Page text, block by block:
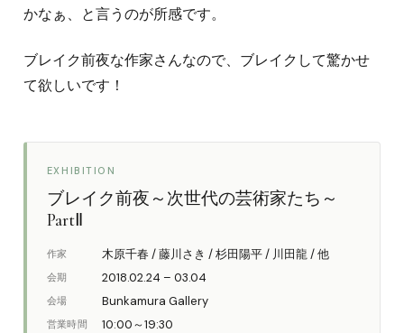
かなぁ、と言うのが所感です。
ブレイク前夜な作家さんなので、ブレイクして驚かせ
て欲しいです！
EXHIBITION
ブレイク前夜～次世代の芸術家たち～
PartⅡ
作家 木原千春 / 藤川さき / 杉田陽平 / 川田龍 / 他
会期 2018.02.24 – 03.04
会場 Bunkamura Gallery
営業時間 10:00～19:30